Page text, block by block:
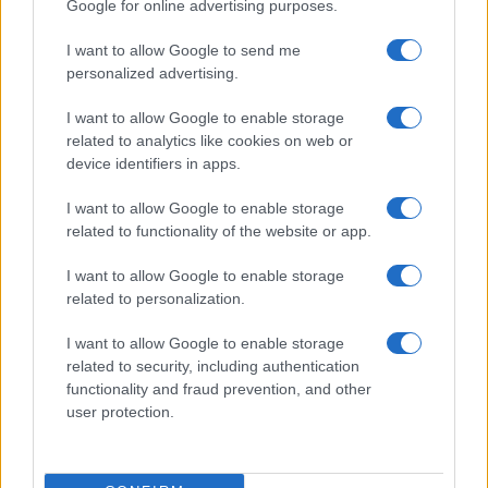
Google for online advertising purposes.
I want to allow Google to send me
personalized advertising.
I want to allow Google to enable storage
related to analytics like cookies on web or
device identifiers in apps.
I want to allow Google to enable storage
related to functionality of the website or app.
I want to allow Google to enable storage
related to personalization.
I want to allow Google to enable storage
related to security, including authentication
functionality and fraud prevention, and other
user protection.
in sordina proprio per ‘acclimatare’ al meglio tutti
i componenti dello staff rientrante all’interno degli
ambienti lavorativi degli stabilimenti.
Nonostante questa atmosfera produttiva
all’insegna del caos, qualcosa è cambiato in casa
Tesla: “Abbiamo battuto diversi record” nell’ultimo
il futuro di Tesla”. Con queste parole, mercoledì
ha esordito Elon Musk
rispondere di persona alle domande di investitori
e analisti: il colosso automobilistico a stelle e
strisce ha comunicato di aver raggiunto un utile